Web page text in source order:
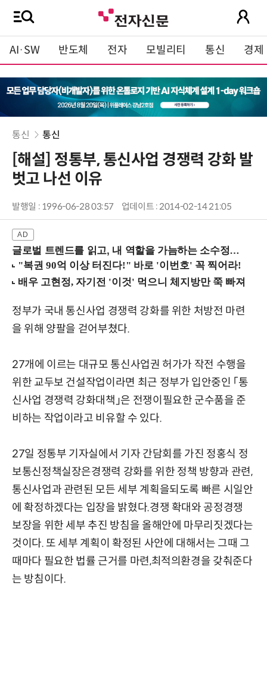
AI·SW 반도체 전자 모빌리티 통신 경제
통신 통신
[해설] 정통부, 통신사업 경쟁력 강화 발
벗고 나선 이유
발행일 : 1996-06-28 03:57 업데이트 : 2014-02-14 21:05
글로벌 트렌드를 읽고, 내 역할을 가늠하는 소수정예 실습 워크숍 (8/28 신논현역)
정부가 국내 통신사업 경쟁력 강화를 위한 처방전 마련
을 위해 양팔을 걷어부쳤다.
27개에 이르는 대규모 통신사업권 허가가 작전 수행을
위한 교두보 건설작업이라면 최근 정부가 입안중인 「통
신사업 경쟁력 강화대책」은 전쟁이필요한 군수품을 준
비하는 작업이라고 비유할 수 있다.
27일 정통부 기자실에서 기자 간담회를 가진 정홍식 정
보통신정책실장은경쟁력 강화를 위한 정책 방향과 관련,
통신사업과 관련된 모든 세부 계획을되도록 빠른 시일안
에 확정하겠다는 입장을 밝혔다.경쟁 확대와 공정경쟁
보장을 위한 세부 추진 방침을 올해안에 마무리짓겠다는
것이다. 또 세부 계획이 확정된 사안에 대해서는 그때 그
때마다 필요한 법률 근거를 마련,최적의환경을 갖춰준다
는 방침이다.